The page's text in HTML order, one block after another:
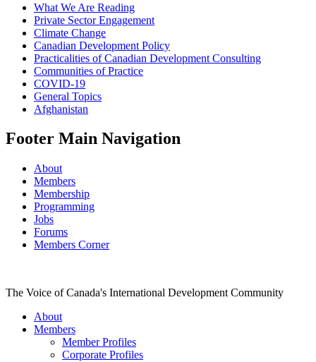
What We Are Reading
Private Sector Engagement
Climate Change
Canadian Development Policy
Practicalities of Canadian Development Consulting
Communities of Practice
COVID-19
General Topics
Afghanistan
Footer Main Navigation
About
Members
Membership
Programming
Jobs
Forums
Members Corner
The Voice of Canada's International Development Community
About
Members
Member Profiles
Corporate Profiles